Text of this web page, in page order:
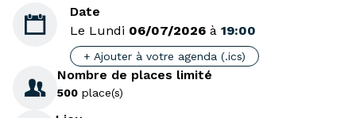

Date
Le Lundi 06/07/2026 à 19:00
+ Ajouter à votre agenda (.ics)

Nombre de places limité
500 place(s)